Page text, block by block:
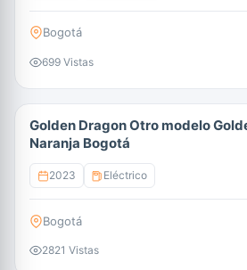
Bogotá
699 Vistas
Golden Dragon Otro modelo
Naranja Bogotá
2023 Eléctrico
Bogotá
2821 Vistas